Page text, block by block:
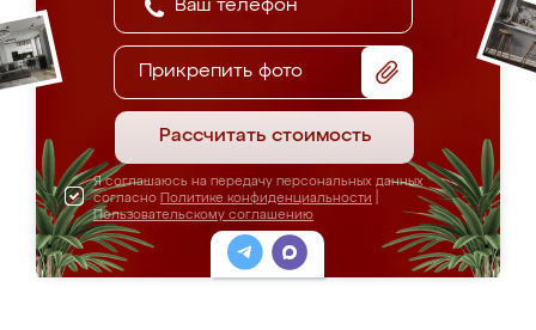
Прикрепить фото
Рассчитать стоимость
Я соглашаюсь на передачу персональных данных
согласно Политике конфиденциальности
Пользовательскому соглашению